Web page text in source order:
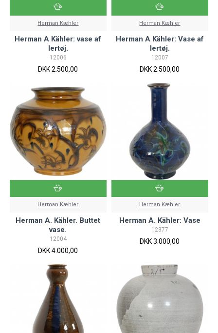
Herman Kæhler
Herman A Kähler: vase af
lertøj.
12006
DKK 2.500,00
Herman Kæhler
Herman A Kähler: Vase af
lertøj.
12007
DKK 2.500,00
Herman Kæhler
Herman A. Kähler. Buttet
vase.
12004
DKK 4.000,00
Herman Kæhler
Herman A. Kähler: Vase
12377
DKK 3.000,00